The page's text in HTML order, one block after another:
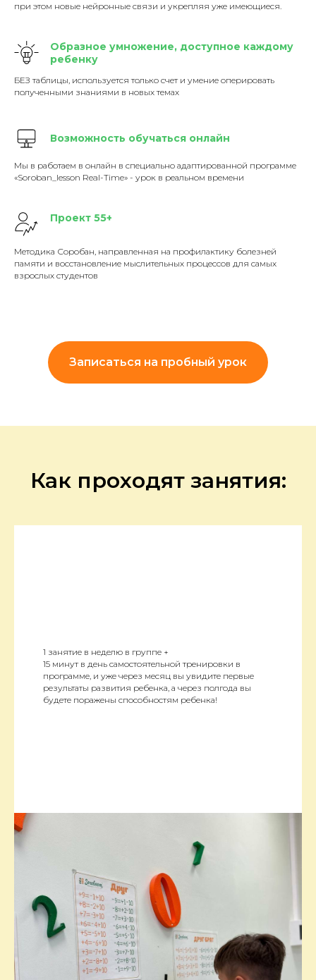
при этом новые нейронные связи и укрепляя уже имеющиеся.
Образное умножение, доступное каждому
ребенку
БЕЗ таблицы, используется только счет и умение оперировать
полученными знаниями в новых темах
Возможность обучаться онлайн
Мы в работаем в онлайн в специально адаптированной программе
«Soroban_lesson Real-Time» - урок в реальном времени
Проект 55+
Методика Соробан, направленная на профилактику болезней
памяти и восстановление мыслительных процессов для самых
взрослых студентов
Записаться на пробный урок
Как проходят занятия:
1 занятие в неделю в группе +
15 минут в день самостоятельной тренировки в
программе, и уже через месяц вы увидите первые
результаты развития ребенка, а через полгода вы
будете поражены способностям ребенка!